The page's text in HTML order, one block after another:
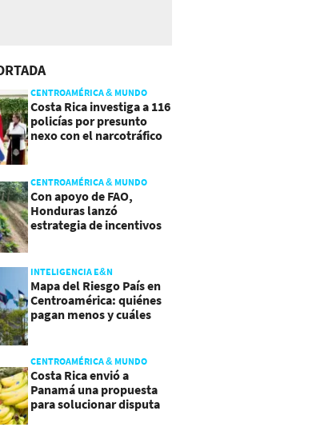
CENTROAMÉRICA & MUNDO
Costa Rica investiga a 116
policías por presunto
nexo con el narcotráfico
CENTROAMÉRICA & MUNDO
Con apoyo de FAO,
Honduras lanzó
estrategia de incentivos
INTELIGENCIA E&N
Mapa del Riesgo País en
Centroamérica: quiénes
pagan menos y cuáles
CENTROAMÉRICA & MUNDO
Costa Rica envió a
Panamá una propuesta
para solucionar disputa